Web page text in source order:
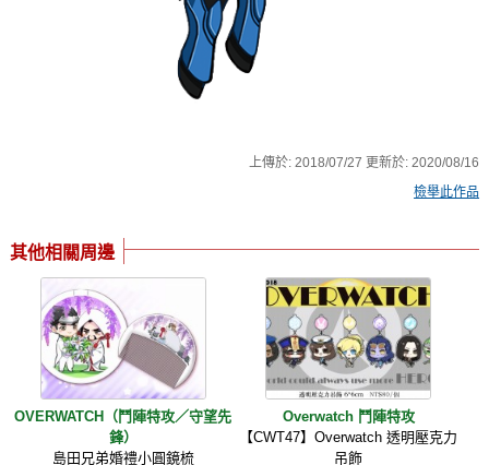
上傳於:2018/07/27 更新於:2020/08/16
檢舉此作品
其他相關周邊
OVERWATCH（鬥陣特攻／守望先
鋒）
島田兄弟婚禮小圓鏡梳
Overwatch 鬥陣特攻
【CWT47】Overwatch 透明壓克力
吊飾